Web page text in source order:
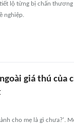
lộ từng bị chấn
nghiệp.
giá thú của
cho mẹ là gì chưa?'.